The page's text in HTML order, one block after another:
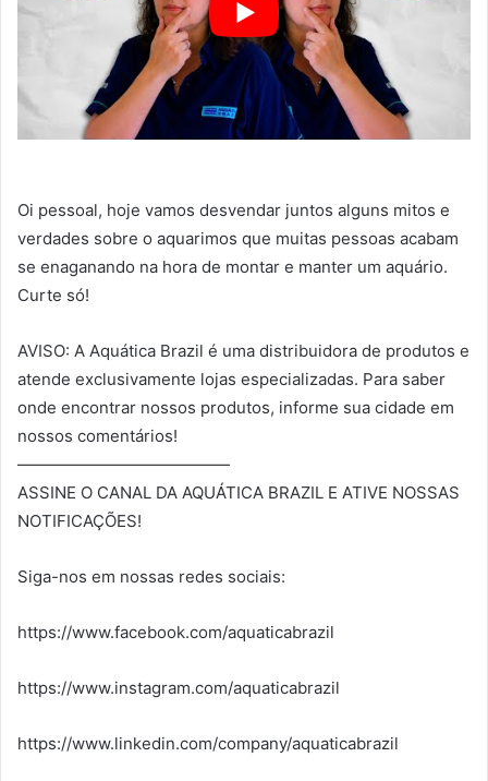
Oi pessoal, hoje vamos desvendar juntos alguns mitos e
verdades sobre o aquarimos que muitas pessoas acabam
se enaganando na hora de montar e manter um aquário.
Curte só!
AVISO: A Aquática Brazil é uma distribuidora de produtos e
atende exclusivamente lojas especializadas. Para saber
onde encontrar nossos produtos, informe sua cidade em
nossos comentários!
—————————————
ASSINE O CANAL DA AQUÁTICA BRAZIL E ATIVE NOSSAS
NOTIFICAÇÕES!
Siga-nos em nossas redes sociais:
https://www.facebook.com/aquaticabrazil
https://www.instagram.com/aquaticabrazil
https://www.linkedin.com/company/aquaticabrazil